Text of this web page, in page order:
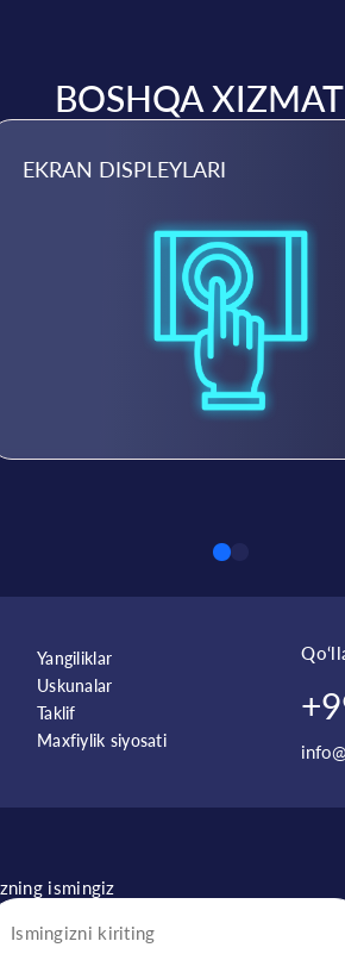
BOSHQA
EKRAN DISPLEYLARI
Yangiliklar
Uskunalar
Taklif
Maxfiylik siyosati
ismingiz